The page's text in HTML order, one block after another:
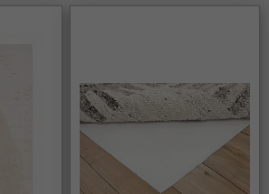
i rummet.
valg til langvarig brug?
til at bevare både komfort og
pleje føles tæppet fortsat blødt og
og indbydende hjem år efter år.